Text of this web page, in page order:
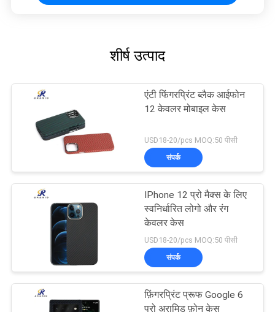
शीर्ष उत्पाद
एंटी फिंगरप्रिंट ब्लैक आईफोन
12 केवलर मोबाइल केस
USD18-20/pcs MOQ:50 पीसी
संपर्क
IPhone 12 प्रो मैक्स के लिए
स्वनिर्धारित लोगो और रंग
केवलर केस
USD18-20/pcs MOQ:50 पीसी
संपर्क
फ़िंगरप्रिंट प्रूफ Google 6
प्रो अरामिड फ़ोन केस